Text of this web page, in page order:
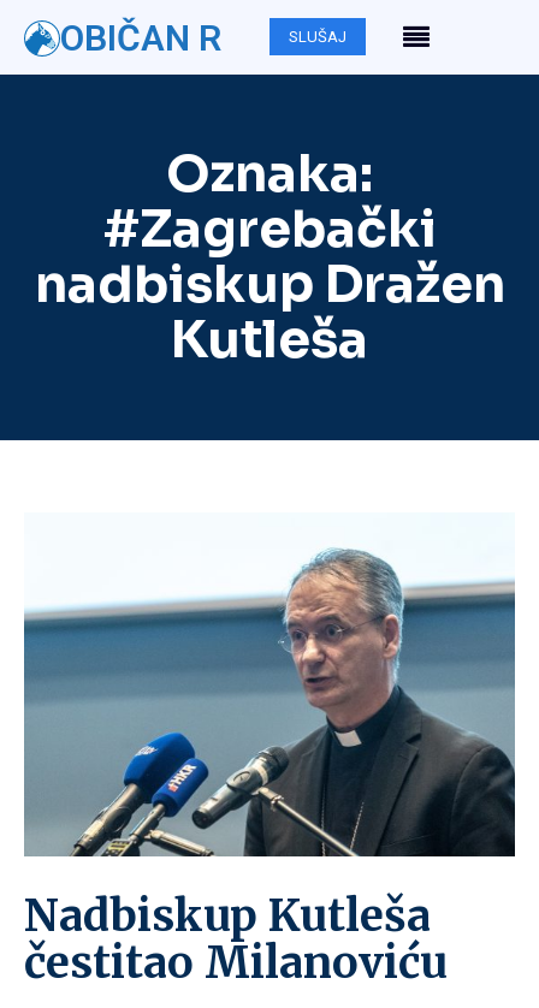
OBIČAN R SLUŠAJ
Oznaka:
#Zagrebački
nadbiskup Dražen
Kutleša
Nadbiskup Kutleša
čestitao Milanoviću